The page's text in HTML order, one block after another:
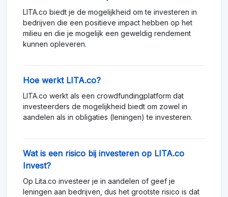
LITA.co biedt je de mogelijkheid om te investeren in
bedrijven die een positieve impact hebben op het
milieu en die je mogelijk een geweldig rendement
kunnen opleveren.
Hoe werkt LITA.co?
LITA.co werkt als een crowdfundingplatform dat
investeerders de mogelijkheid biedt om zowel in
aandelen als in obligaties (leningen) te investeren.
Wat is een risico bij investeren op LITA.co
Invest?
Op Lita.co investeer je in aandelen of geef je
leningen aan bedrijven, dus het grootste risico is dat